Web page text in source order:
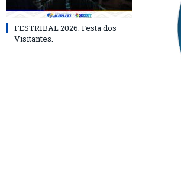
FESTRIBAL 2026: Festa dos
Visitantes.